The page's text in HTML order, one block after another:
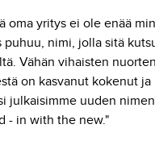
tavalla”.
sähköpostitse
minkä tuotteen
oma yritys ei ole enää
nimi, jolla sitä
Vähän vihaisten nuorten
on kasvanut kokenut ja
julkaisimme uuden
- in with the new."